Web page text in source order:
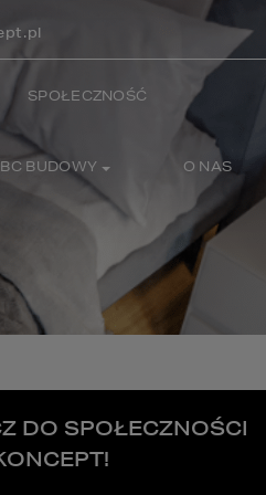
SPOŁECZNOŚĆ
BUDOWY O NAS
DO SPOŁECZNOŚCI